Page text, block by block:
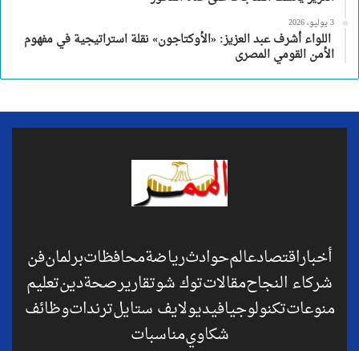
3 يوليو، 2026
اللواء أشرف عبد العزيز: «الأوكتاجون» نقلة استراتيجية في مفهوم
الأمن القومي المصرى
أخباراقتصادعالمحوادثرياضةمحافظاتبرلمانفن
شركاء النجاحمقالاتتوك شوتقاريرصحةدينتعليم
منوعاتتكنولوجيافيديولايف ستايلترنداتوظائف
شكاويمناسبات